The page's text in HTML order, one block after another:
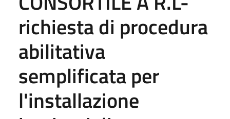
richiesta di procedura
abilitativa
semplificata per
l'installazione